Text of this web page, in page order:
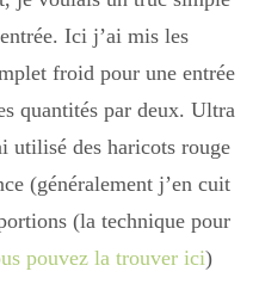
Ici j’ai mis les
froid pour une entrée
quantités par deux. Ultra
utilisé des haricots rouge
(généralement j’en cuit
(la technique pour
pouvez la trouver ici)